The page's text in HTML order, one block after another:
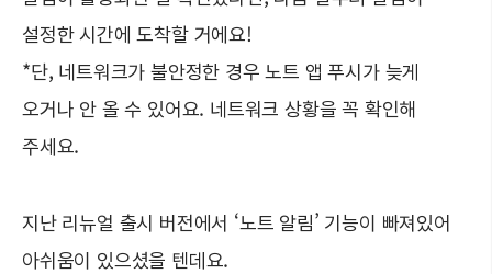
설정한 시간에 도착할 거에요!
*단, 네트워크가 불안정한 경우 노트 앱 푸시가 늦게
오거나 안 올 수 있어요. 네트워크 상황을 꼭 확인해
주세요.
지난 리뉴얼 출시 버전에서 ‘노트 알림’ 기능이 빠져있어
아쉬움이 있으셨을 텐데요.